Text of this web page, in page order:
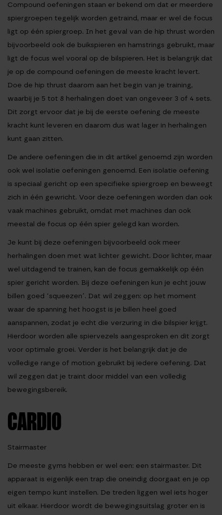
Compound oefeningen staan er bekend om dat er meerdere
spiergroepen tegelijk worden getraind, maar er wel de focus
ligt op één spiergroep. In het geval van de hip thrust worden
bijvoorbeeld ook de buikspieren en hamstrings gebruikt, maar
ligt de focus wel vooral op de bilspieren. Het is belangrijk dat
je op de compound oefeningen de meeste kracht levert.
Doe de hip thrust daarom aan het begin van je training,
waarbij je 5 tot 8 herhalingen doet van ongeveer 3 of 4 sets.
Dit zorgt ervoor dat je bij de eerste oefening de meeste
kracht kunt leveren en daarom dus wat lager in herhalingen
kunt gaan zitten.
De andere oefeningen die in dit artikel genoemd zijn worden
ook wel isolatie oefeningen genoemd. Een isolatie oefening
is speciaal gericht op een specifieke spiergroep en beweegt
zich in één gewricht. Voor deze oefeningen worden dan ook
vaak machines gebruikt, omdat met machines dan ook
meestal de focus op één spier gelegd kan worden.
Je kunt bij deze oefeningen bijvoorbeeld ook meer
herhalingen doen met wat lichter gewicht. Door lichter, maar
wel uitdagend te trainen, kan de focus gemakkelijk op één
spier gericht worden. Bij deze oefeningen kun je echt jouw
billen goed ‘squeezen’. Dat wil zeggen: op het moment
waar de spanning het hoogst is je billen heel goed
aanspannen, zodat je echt die verzuring in die bilspier krijgt.
Hierdoor worden alle spiervezels aangesproken en dit zorgt
voor optimale groei. Verder is het belangrijk dat je de
volledige range of motion gebruikt bij iedere oefening. Dat
wil zeggen dat je traint door middel van een volledig
bewegingsbereik.
CARDIO
Stairmaster
De meeste gyms hebben er wel een: een stairmaster. Dit
apparaat is eigenlijk een trap die oneindig doorgaat en je op
eigen tempo kunt instellen. De treden liggen wel iets hoger
uit elkaar. Hierdoor wordt de bewegingsuitslag groter en is